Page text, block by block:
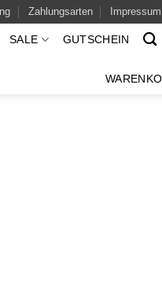
Zahlungsarten Impressum
SALE GUTSCHEIN